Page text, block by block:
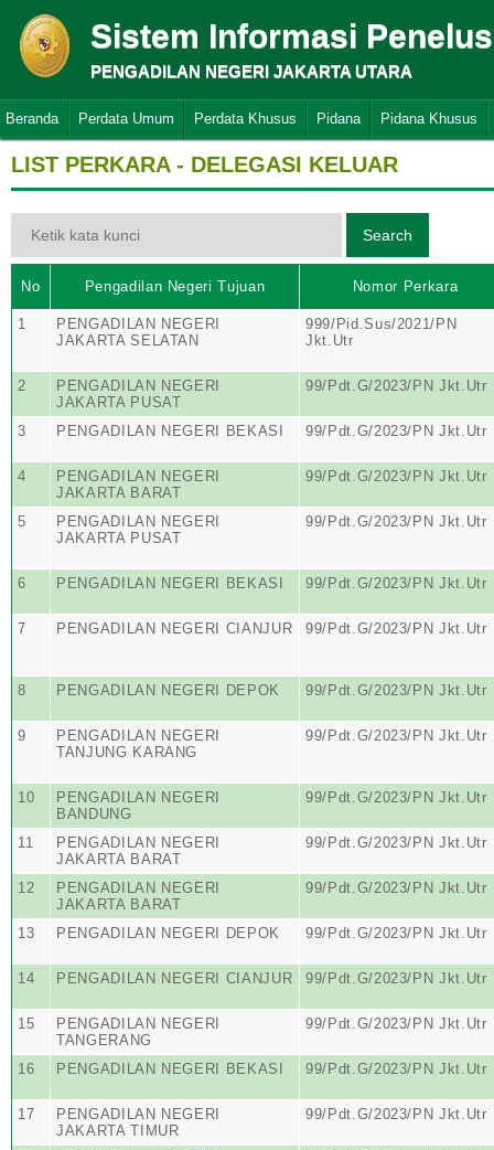
Sistem Informasi
PENGADILAN NEGERI JAKARTA UTARA
Beranda Perdata Umum Perdata Khusus Pidana Pidana Khusus
LIST PERKARA - DELEGASI KELUAR
No Pengadilan Negeri Tujuan Nomor Perkara
1
PENGADILAN NEGERI
JAKARTA SELATAN
999/Pid.Sus/2021/PN
Jkt.Utr
2
PENGADILAN NEGERI
JAKARTA PUSAT
99/Pdt.G/2023/PN Jkt.Utr
3 PENGADILAN NEGERI BEKASI 99/Pdt.G/2023/PN Jkt.Utr
4
PENGADILAN NEGERI
JAKARTA BARAT
99/Pdt.G/2023/PN Jkt.Utr
5
PENGADILAN NEGERI
JAKARTA PUSAT
99/Pdt.G/2023/PN Jkt.Utr
6 PENGADILAN NEGERI BEKASI 99/Pdt.G/2023/PN Jkt.Utr
7 PENGADILAN NEGERI CIANJUR 99/Pdt.G/2023/PN Jkt.Utr
8 PENGADILAN NEGERI DEPOK 99/Pdt.G/2023/PN Jkt.Utr
9
PENGADILAN NEGERI
TANJUNG KARANG
99/Pdt.G/2023/PN Jkt.Utr
10
PENGADILAN NEGERI
BANDUNG
99/Pdt.G/2023/PN Jkt.Utr
11
PENGADILAN NEGERI
JAKARTA BARAT
99/Pdt.G/2023/PN Jkt.Utr
12
PENGADILAN NEGERI
JAKARTA BARAT
99/Pdt.G/2023/PN Jkt.Utr
13 PENGADILAN NEGERI DEPOK 99/Pdt.G/2023/PN Jkt.Utr
14 PENGADILAN NEGERI CIANJUR 99/Pdt.G/2023/PN Jkt.Utr
15
PENGADILAN NEGERI
TANGERANG
99/Pdt.G/2023/PN Jkt.Utr
16 PENGADILAN NEGERI BEKASI 99/Pdt.G/2023/PN Jkt.Utr
17
PENGADILAN NEGERI
JAKARTA TIMUR
99/Pdt.G/2023/PN Jkt.Utr